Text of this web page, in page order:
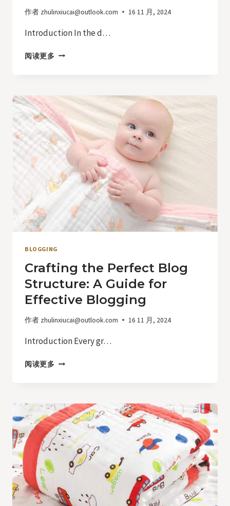
作者 zhulinxiucai@outlook.com 16 11 月, 2024
Introduction In the d…
阅读更多 MAXIMIZING
SEO
FOR
BLOGGERS
BLOGGING
Crafting the Perfect Blog
Structure: A Guide for
Effective Blogging
作者 zhulinxiucai@outlook.com 16 11 月, 2024
Introduction Every gr…
阅读更多 CRAFTING
STRUCTURE:
A
GUIDE
FOR
EFFECTIVE
BLOGGING